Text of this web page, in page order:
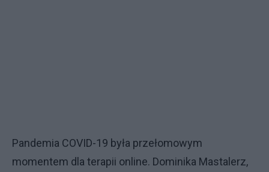
Pandemia COVID-19 była przełomowym
momentem dla terapii online. Dominika Mastalerz,